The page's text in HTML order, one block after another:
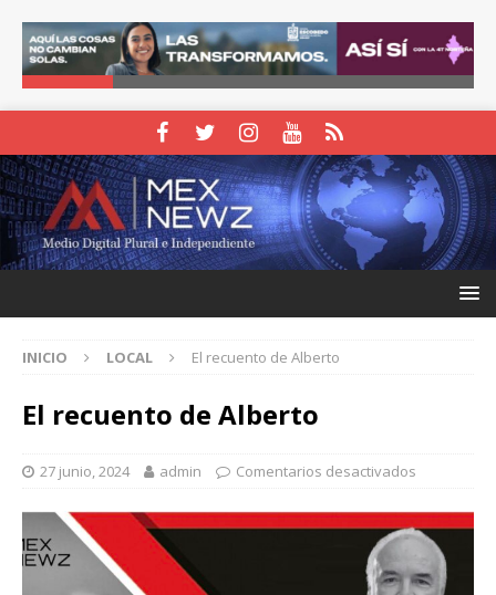
INICIO LOCAL El recuento de Alberto
El recuento de Alberto
27 junio, 2024 admin Comentarios desactivados